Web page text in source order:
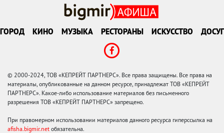
ГОРОД КИНО МУЗЫКА РЕСТОРАНЫ ИСКУССТВО ДОСУГ
© 2000-2024, ТОВ «КЕПРЕЙТ ПАРТНЕРС». Все права защищены. Все права на
материалы, опубликованные на данном ресурсе, принадлежат ТОВ «КЕПРЕЙТ
ПАРТНЕРС». Какое-либо использование материалов без письменного
разрешения ТОВ «КЕПРЕЙТ ПАРТНЕРС» запрещено.
При правомерном использовании материалов данного ресурса гиперссылка на
afisha.bigmir.net обязательна.